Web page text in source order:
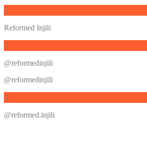
Reformed Injili
@reformedinjili
@reformedinjili
@reformed.injili